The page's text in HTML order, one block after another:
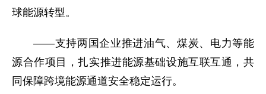
球能源转型。
——支持两国企业推进油气、煤炭、电力等能
源合作项目，扎实推进能源基础设施互联互通，共
同保障跨境能源通道安全稳定运行。